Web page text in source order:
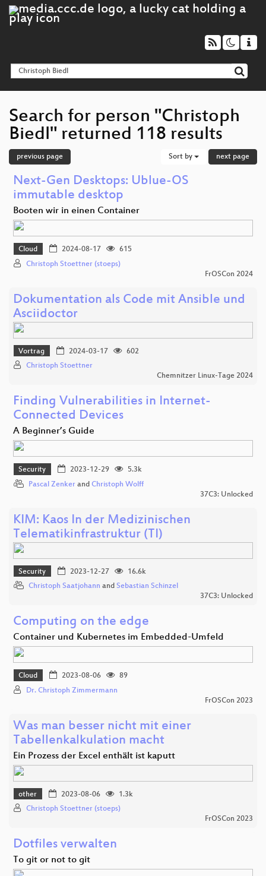
Search for person "Christoph
Biedl" returned 118 results
previous page Sort by next page
Next-Gen Desktops: Ublue-OS
immutable desktop
Booten wir in einen Container
Cloud 2024-08-17
615
Christoph Stoettner (stoeps)
FrOSCon 2024
Dokumentation als Code mit Ansible und
Asciidoctor
Vortrag 2024-03-17
602
Christoph Stoettner
Chemnitzer Linux-Tage 2024
Finding Vulnerabilities in Internet-
Connected Devices
A Beginner’s Guide
Security 2023-12-29
5.3k
Pascal Zenker and Christoph Wolff
37C3: Unlocked
KIM: Kaos In der Medizinischen
Telematikinfrastruktur (TI)
Security 2023-12-27
16.6k
Christoph Saatjohann and Sebastian Schinzel
37C3: Unlocked
Computing on the edge
Container und Kubernetes im Embedded-Umfeld
Cloud 2023-08-06
89
Dr. Christoph Zimmermann
FrOSCon 2023
Was man besser nicht mit einer
Tabellenkalkulation macht
Ein Prozess der Excel enthält ist kaputt
other 2023-08-06
1.3k
Christoph Stoettner (stoeps)
FrOSCon 2023
Dotfiles verwalten
To git or not to git